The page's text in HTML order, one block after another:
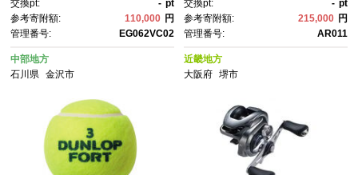
ルフ用品 ラウンド支援 人気 お
すすめ ゴルフ場 スコア管理 飛
距離計測 プレゼント ギフト 父
の日 敬老の日 お取り寄せ 通
販 送料無料 ふるさと納税 石
川 金沢 加賀百万石 加賀 百万
石 北陸 北陸復興 北陸支援
交換pt: - pt
参考寄附額:
110,000 円
管理番号:
EG062VC02
中部地方
石川県
金沢市
ア スポーツ 魚 人気 おすす
め 大阪府 堺市】
交換pt: - pt
参考寄附額:
215,000 円
管理番号:
AR011
近畿地方
大阪府 堺市